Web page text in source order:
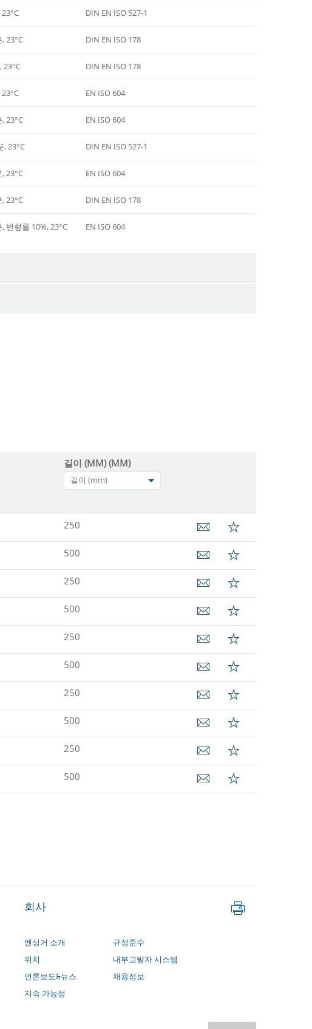
DIN EN ISO 527-1
23°C DIN EN ISO 178
23°C DIN EN ISO 178
EN ISO 604
23°C EN ISO 604
, 23°C DIN EN ISO 527-1
23°C EN ISO 604
23°C DIN EN ISO 178
변형률 10%, 23°C EN ISO 604
길이 (MM) (MM)
길이 (mm)
250
500
250
500
250
500
250
500
250
500
회사
엔싱거 소개
위치
언론보도&뉴스
지속 가능성
규정준수
내부고발자 시스템
채용정보